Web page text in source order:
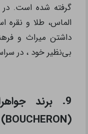
گرفته شده‌ است.
الماس، طلا و نقره
داشتن میراث و
بی‌نظیر خود ، در
9. برند
(BOUCHERON)